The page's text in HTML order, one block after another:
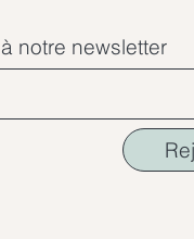
notre newsletter